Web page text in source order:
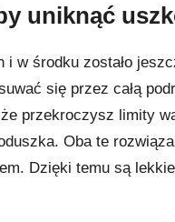
uniknąć
i w środku zostało
się przez całą
przekroczysz limity
Oba te
Dzięki temu są